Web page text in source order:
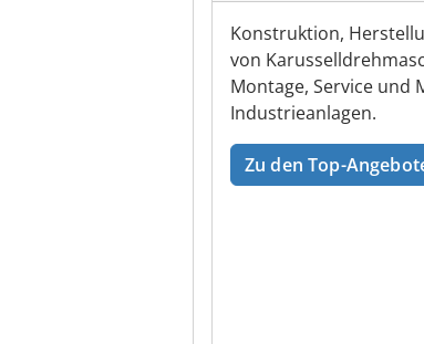
Konstruktion,
von
Montage, Service und
Industrieanlagen.
Zu den Top-